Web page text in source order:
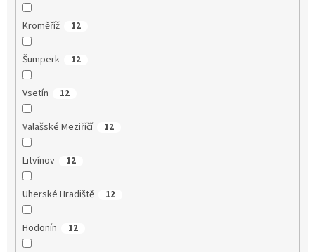
Kroměříž 12
Šumperk 12
Vsetín 12
Valašské Meziříčí 12
Litvínov 12
Uherské Hradiště 12
Hodonín 12